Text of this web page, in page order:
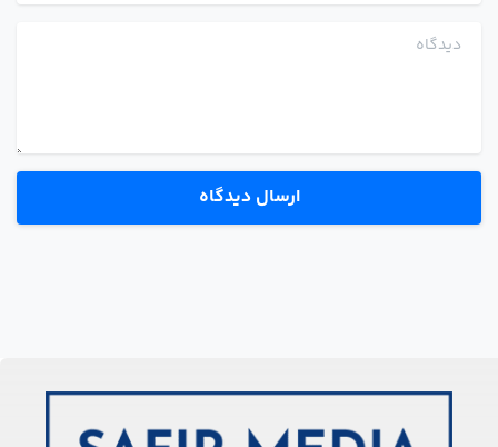
دیدگاه